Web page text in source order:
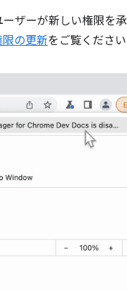
ザーが新しい権限を
限の更新をご覧ください